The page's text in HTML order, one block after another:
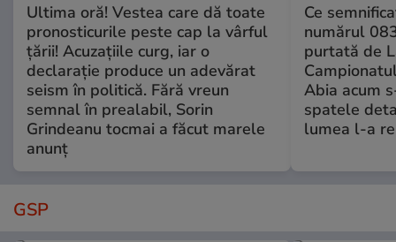
Ultima oră! Vestea care dă toate
pronosticurile peste cap la vârful
țării! Acuzațiile curg, iar o
declarație produce un adevărat
seism în politică. Fără vreun
semnal în prealabil, Sorin
Grindeanu tocmai a făcut marele
anunț
Ce
numărul
purtată de
Abia acum
spatele
lumea l-a
GSP